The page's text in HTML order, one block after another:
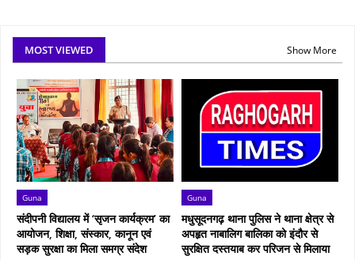
MOST VIEWED Show More
Guna
संदीपनी विद्यालय में ‘सृजन कार्यक्रम’ का
आयोजन, शिक्षा, संस्कार, कानून एवं
सड़क सुरक्षा का मिला समग्र संदेश
Guna
मधुसूदनगढ़ थाना पुलिस ने थाना क्षेत्र से
अपहृत नाबालिग बालिका को इंदौर से
सुरक्षित दस्तयाब कर परिजन से मिलाया